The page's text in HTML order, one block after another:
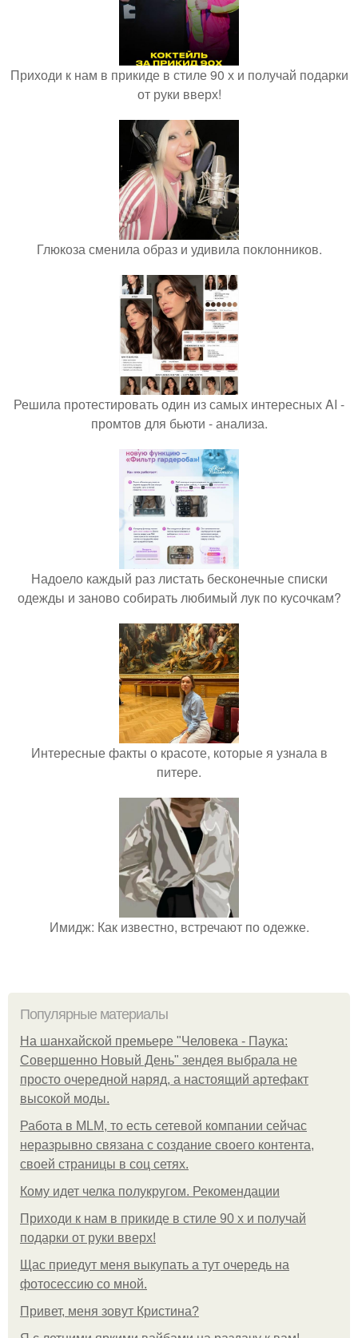
Приходи к нам в прикиде в стиле 90 х и получай подарки
от руки вверх!
Глюкоза сменила образ и удивила поклонников.
Решила протестировать один из самых интересных AI -
промтов для бьюти - анализа.
Надоело каждый раз листать бесконечные списки
одежды и заново собирать любимый лук по кусочкам?
Интересные факты о красоте, которые я узнала в
питере.
Имидж: Как известно, встречают по одежке.
Популярные материалы
На шанхайской премьере "Человека - Паука:
Совершенно Новый День" зендея выбрала не
просто очередной наряд, а настоящий артефакт
высокой моды.
Работа в MLM, то есть сетевой компании сейчас
неразрывно связана с создание своего контента,
своей страницы в соц сетях.
Кому идет челка полукругом. Рекомендации
Приходи к нам в прикиде в стиле 90 х и получай
подарки от руки вверх!
Щас приедут меня выкупать а тут очередь на
фотосессию со мной.
Привет, меня зовут Кристина?